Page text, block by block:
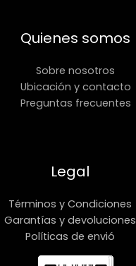
Quienes somos
Sobre nosotros
Ubicación y contacto
Preguntas frecuentes
Legal
Términos y Condiciones
Garantías y devoluciones
Políticas de envió